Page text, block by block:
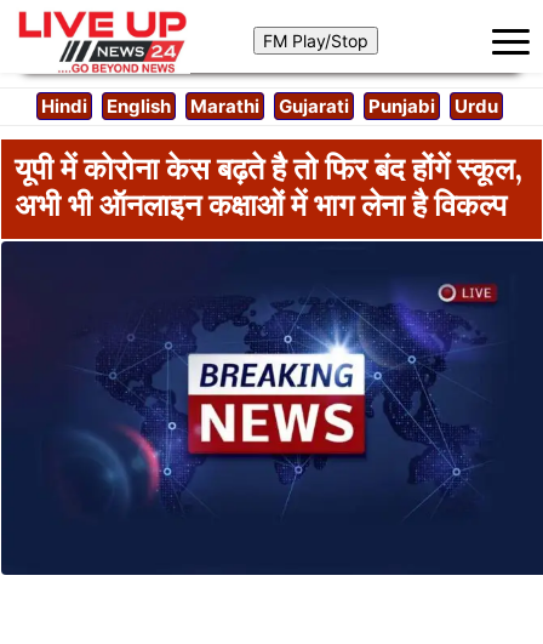
Hindi English Marathi Gujarati Punjabi Urdu
यूपी में कोरोना केस बढ़ते है तो फिर बंद होंगें स्कूल,
अभी भी ऑनलाइन कक्षाओं में भाग लेना है विकल्प